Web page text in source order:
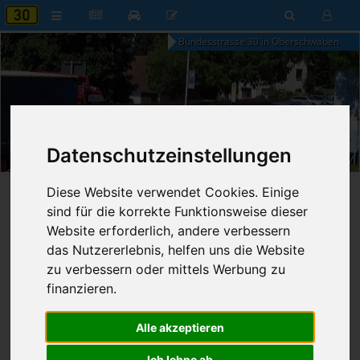
Datenschutzeinstellungen
Diese Website verwendet Cookies. Einige
sind für die korrekte Funktionsweise dieser
Website erforderlich, andere verbessern
das Nutzererlebnis, helfen uns die Website
zu verbessern oder mittels Werbung zu
finanzieren.
Alle akzeptieren
Bundesstrasse 30 in Oberschwaben
Samstag, 8. August 2026
Startseite»B30 aktuell »Nachrichten
Nachrichten
Erweiterte Suche
42Ergebnisse zur Suche nachHamburg